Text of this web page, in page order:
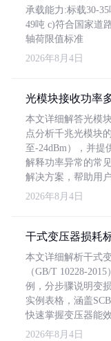
承载能力:标载30-
49吨 c)符合国家道
轴荷限值标准
2026年8月4日
光模块接收功率
本文详细解答光模
点分析千兆光模块
至-24dBm），并提
解释功率异常的常
解决方案，帮助用
2026年8月4日
干式变压器损耗
本文详细解析干式
（GB/T 10228-
例，分步骤说明变
实例表格，涵盖
快速掌握变压器能
2026年8月4日